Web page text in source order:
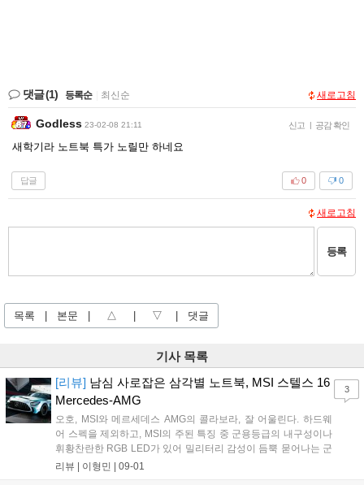
댓글(1) 등록순 최신순 새로고침
Godless 23-02-08 21:11 신고 | 공감 확인
새학기라 노트북 특가 노릴만 하네요
답글 0
0
새로고침
등록
목록 | 본문 | △ | ▽ | 댓글
기사 목록
[리뷰] 남심 사로잡은 삼각별 노트북, MSI 스텔스 16
Mercedes-AMG
오호, MSI와 메르세데스 AMG의 콜라보라, 잘 어울린다. 하드웨
어 스펙을 제외하고, MSI의 주된 특징 중 군용등급의 내구성이나
휘황찬란한 RGB LED가 있어 밀리터리 감성이 듬뿍 묻어나는 군
용 브랜드나 화려한 조명 브랜드를 생각했 건만. 오히려 이쪽이
리뷰 | 이형민 | 09-01
3